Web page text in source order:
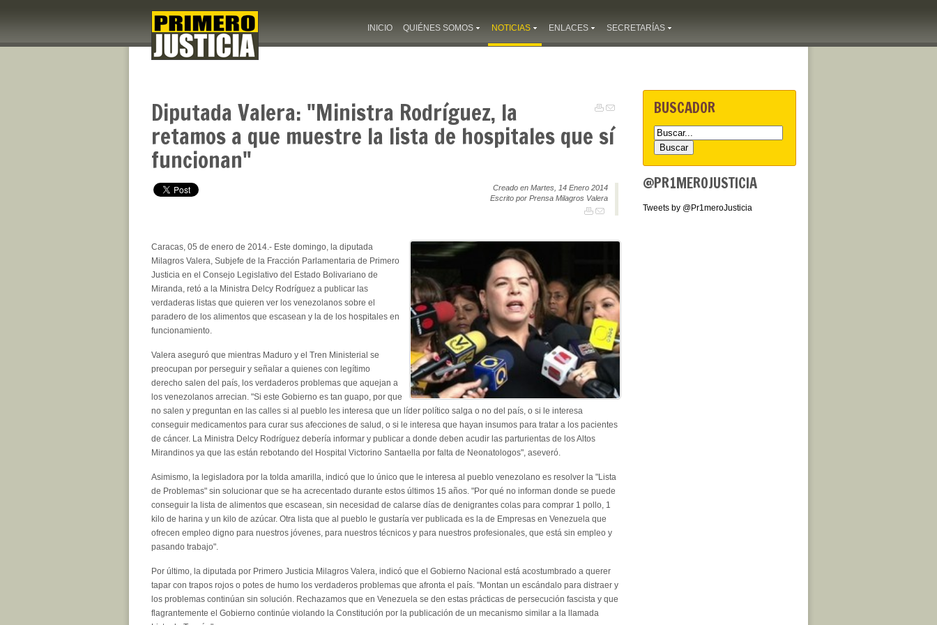
INICIO QUIÉNES SOMOS NOTICIAS ENLACES SECRETARÍAS
Diputada Valera: "Ministra Rodríguez, la
retamos a que muestre la lista de hospitales que sí
funcionan"
Creado en Martes, 14 Enero 2014
Escrito por Prensa Milagros Valera
Caracas, 05 de enero de 2014.- Este domingo, la diputada
Milagros Valera, Subjefe de la Fracción Parlamentaria de Primero
Justicia en el Consejo Legislativo del Estado Bolivariano de
Miranda, retó a la Ministra Delcy Rodríguez a publicar las
verdaderas listas que quieren ver los venezolanos sobre el
paradero de los alimentos que escasean y la de los hospitales en
funcionamiento.
Valera aseguró que mientras Maduro y el Tren Ministerial se
preocupan por perseguir y señalar a quienes con legítimo
derecho salen del país, los verdaderos problemas que aquejan a
los venezolanos arrecian. "Si este Gobierno es tan guapo, por que
no salen y preguntan en las calles si al pueblo les interesa que un líder político salga o no del país, o si le interesa
conseguir medicamentos para curar sus afecciones de salud, o si le interesa que hayan insumos para tratar a los pacientes
de cáncer. La Ministra Delcy Rodríguez debería informar y publicar a donde deben acudir las parturientas de los Altos
Mirandinos ya que las están rebotando del Hospital Victorino Santaella por falta de Neonatologos", aseveró.
Asimismo, la legisladora por la tolda amarilla, indicó que lo único que le interesa al pueblo venezolano es resolver la "Lista
de Problemas" sin solucionar que se ha acrecentado durante estos últimos 15 años. "Por qué no informan donde se puede
conseguir la lista de alimentos que escasean, sin necesidad de calarse días de denigrantes colas para comprar 1 pollo, 1
kilo de harina y un kilo de azúcar. Otra lista que al pueblo le gustaría ver publicada es la de Empresas en Venezuela que
ofrecen empleo digno para nuestros jóvenes, para nuestros técnicos y para nuestros profesionales, que está sin empleo y
pasando trabajo".
Por último, la diputada por Primero Justicia Milagros Valera, indicó que el Gobierno Nacional está acostumbrado a querer
tapar con trapos rojos o potes de humo los verdaderos problemas que afronta el país. "Montan un escándalo para distraer y
los problemas continúan sin solución. Rechazamos que en Venezuela se den estas prácticas de persecución fascista y que
flagrantemente el Gobierno continúe violando la Constitución por la publicación de un mecanismo similar a la llamada
BUSCADOR
@PR1MEROJUSTICIA
Tweets by @Pr1meroJusticia